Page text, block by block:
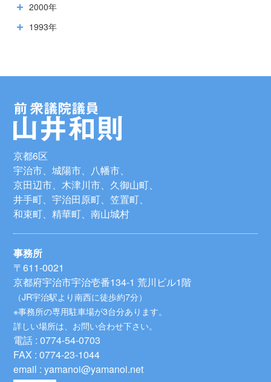
2000年
1993年
京都6区
宇治市、城陽市、八幡市、
京田辺市、木津川市、久御山町、
井手町、宇治田原町、笠置町、
和束町、精華町、南山城村
事務所
〒611-0021
京都府宇治市宇治壱番134-1 荒川ビル1階
（JR宇治駅より南西に徒歩約7分）
※事務所の専用駐車場が3台分あります。
詳しい場所は、お問い合わせ下さい。
電話 : 0774-54-0703
FAX : 0774-23-1044
email : yamanoi@yamanoi.net